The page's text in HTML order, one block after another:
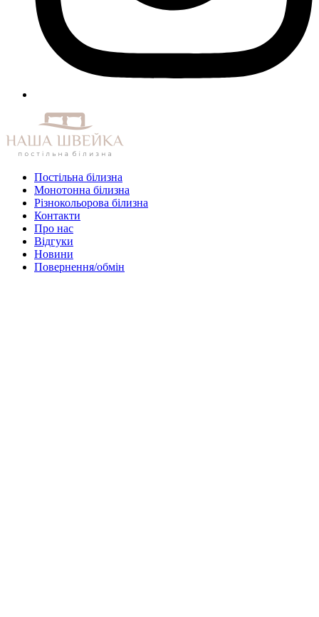
Постільна білизна
Монотонна білизна
Різнокольорова білизна
Контакти
Про нас
Відгуки
Новини
Повернення/обмін